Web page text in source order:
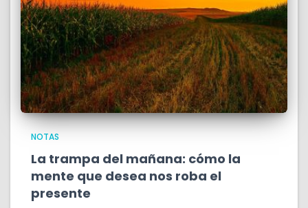
NOTAS
La trampa del mañana: cómo la
mente que desea nos roba el
presente